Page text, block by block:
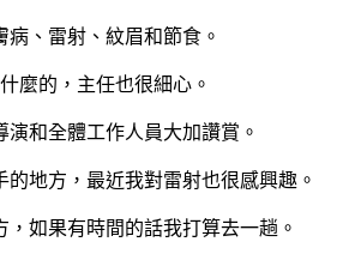
病、雷射、紋眉和節食。
麼的，主任也很細心。
演和全體工作人員大加讚賞。
的地方，最近我對雷射也很感興趣。
，如果有時間的話我打算去一趟。